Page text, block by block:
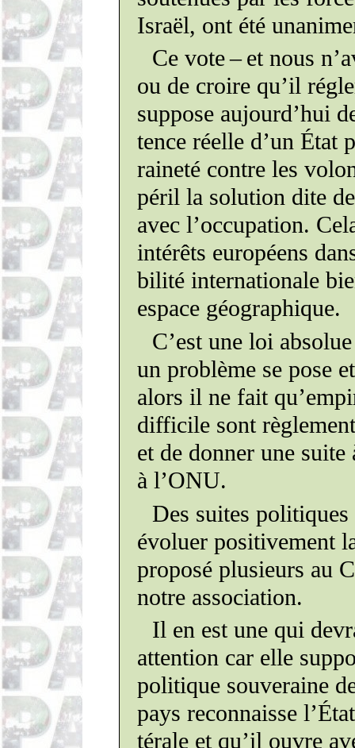
Israël, ont été
Ce vote – et nous
ou de croire qu’il
suppose aujourd’hui
tence réelle d’un État
raineté contre les
péril la solution dite
avec l’occupation.
intérêts euro­péens
bilité inter­na­tionale
espace géographique.
C’est une loi
unpro­blème se pose
alors il ne fait
dif­ficile sont
et de donner une
à l’ONU.
Des suitespoli­tiques
évoluerposi­ti­vement
proposéplu­sieurs au
notre association.
Il en est une qui
attention car elle
poli­tique sou­ve­raine
paysrecon­naisse
térale et qu’il ouvre